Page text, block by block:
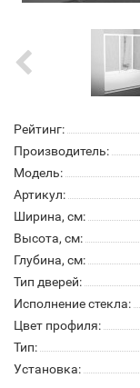
Рейтинг:
Производитель:
Модель:
Артикул:
Ширина, см:
Высота, см:
Глубина, см:
Тип дверей:
Исполнение стекла:
Цвет профиля:
Тип:
Установка: